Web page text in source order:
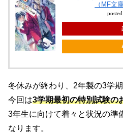
（MF文
冬休みが終わり、2年製の3学
今回は3学期最初の特別試験の
3年生に向けて着々と状況の準
なります。